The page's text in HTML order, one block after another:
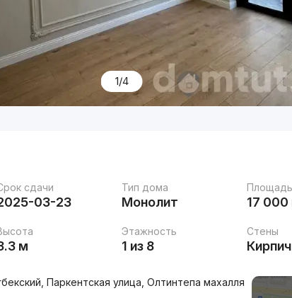
1/4
сдачи
03-23
Тип дома
Монолит 17 000
м
Этажность
1 из 8
Стены
Кирпич
Паркентская улица, Олтинтепа махалля